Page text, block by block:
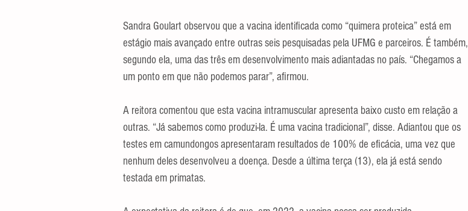
Sandra Goulart observou que a vacina identificada como “quimera proteica” está em
estágio mais avançado entre outras seis pesquisadas pela UFMG e parceiros. É também,
segundo ela, uma das três em desenvolvimento mais adiantadas no país. “Chegamos a
um ponto em que não podemos parar”, afirmou.
A reitora comentou que esta vacina intramuscular apresenta baixo custo em relação a
outras. “Já sabemos como produzi-la. É uma vacina tradicional”, disse. Adiantou que os
testes em camundongos apresentaram resultados de 100% de eficácia, uma vez que
nenhum deles desenvolveu a doença. Desde a última terça (13), ela já está sendo
testada em primatas.